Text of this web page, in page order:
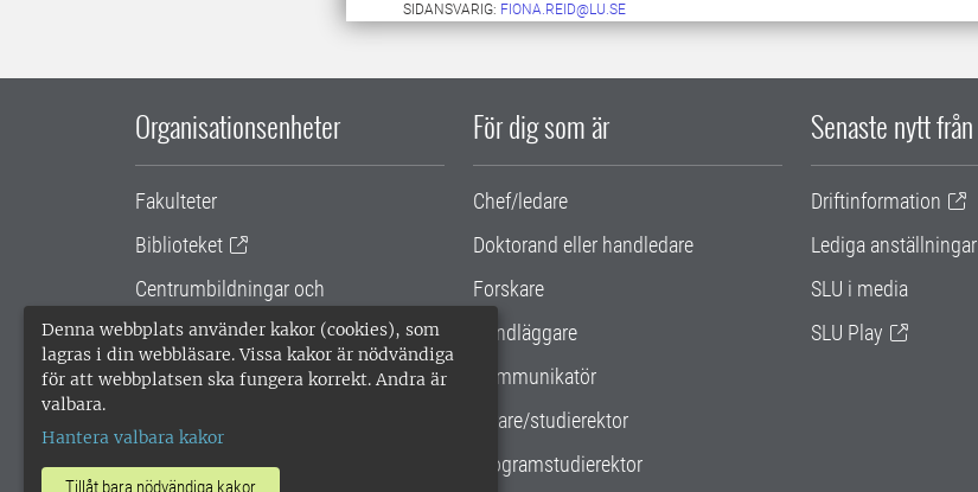
Denna webbplats använder kakor (cookies), som
lagras i din webbläsare. Vissa kakor är nödvändiga
för att webbplatsen ska fungera korrekt. Andra är
valbara.
Hantera valbara kakor
Tillåt bara nödvändiga kakor
SIDANSVARIG: FIONA.REID@LU.SE
Organisationsenheter
Fakulteter
Biblioteket
Centrumbildningar och
samarbetsprojekt
Gemensamma verksamhetsstödet
För dig som är
Chef/ledare
Doktorand eller handledare
Forskare
Handläggare
Kommunikatör
Lärare/studierektor
Programstudierektor
Senaste nytt från
Driftinformation
Lediga anställningar
SLU i media
SLU Play